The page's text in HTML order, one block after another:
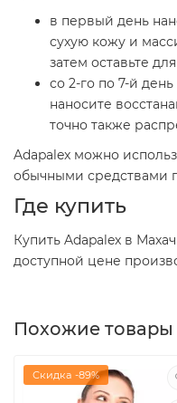
в первый день
сухую кожу и
затем оставьте
со 2-го по 7-й
наносите
точно также
Adapalex можно
обычными средствами
Где купить
Купить Adapalex в
доступной цене
Похожие товары
Скидка -89%